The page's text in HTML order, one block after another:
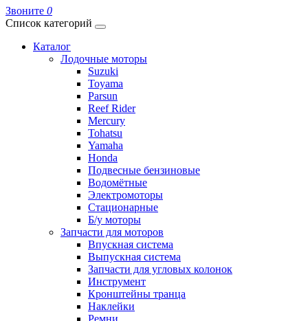
Звоните 0
Список категорий
Каталог
Лодочные моторы
Suzuki
Toyama
Parsun
Reef Rider
Mercury
Tohatsu
Yamaha
Honda
Подвесные бензиновые
Водомётные
Электромоторы
Стационарные
Б/у моторы
Запчасти для моторов
Впускная система
Выпускная система
Запчасти для угловых колонок
Инструмент
Кронштейны транца
Наклейки
Ремни